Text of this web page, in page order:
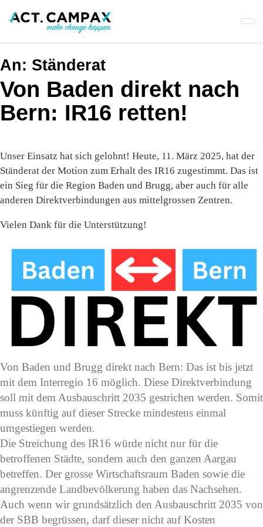
An: Ständerat
Von Baden direkt nach
Bern: IR16 retten!
Unser Einsatz hat sich gelohnt! Heute, 11. März 2025, hat der
Ständerat der Motion zum Erhalt des IR16 zugestimmt. Das ist
ein Sieg für die Region Baden und Brugg, aber auch für alle
anderen Direktverbindungen aus mittelgrossen Zentren.
Vielen Dank für die Unterstützung!
Von Baden und Brugg direkt nach Bern: Das ist bis jetzt
mit dem Interregio 16 möglich. Diese Direktverbindung
soll mit dem Ausbauschritt 2035 gestrichen werden. Somit
muss künftig auf dieser Strecke mindestens einmal
umgestiegen werden.
Die Streichung des IR16 würde nicht nur für die
betroffenen Städte, sondern auch den ganzen Aargau
betreffen. Der grosse Wirtschaftsraum Baden sowie die
angrenzende Landbevölkerung haben das Nachsehen.
Auch wenn wir grundsätzlich den Ausbauschritt 2035 von
der SBB begrüssen, darf dieser nicht auf Kosten